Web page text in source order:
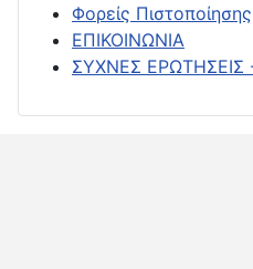
Φορείς Πιστοποίησης
ΕΠΙΚΟΙΝΩΝΙΑ
ΣΥΧΝΕΣ ΕΡΩΤΗΣΕΙΣ